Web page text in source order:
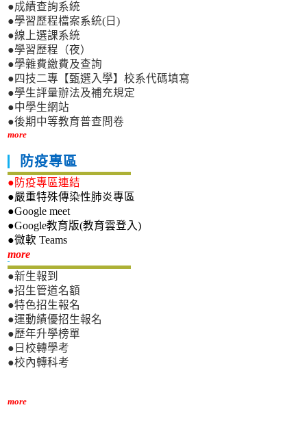
●成績查詢系統
●學習歷程檔案系統(日)
●線上選課系統
●學習歷程（夜）
●學雜費繳費及查詢
●四技二專【甄選入學】校系代碼填寫
●學生評量辦法及補充規定
●中學生網站
●後期中等教育普查問卷
more
防疫專區
●防疫專區連結
●嚴重特殊傳染性肺炎專區
●Google meet
●Google教育版(教育雲登入)
●微軟 Teams
more新生專區
●新生報到
●招生管道名額
●特色招生報名
●運動績優招生報名
●歷年升學榜單
●日校轉學考
●校內轉科考
more